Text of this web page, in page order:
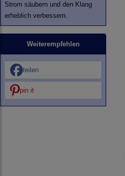
Strom säubern und den Klang
erheblich verbessern.
Weiterempfehlen
teilen
pin it